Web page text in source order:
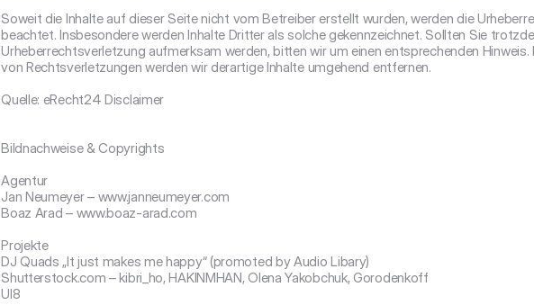
Soweit die Inhalte auf dieser Seite nicht vom Betreiber erstellt wurden, werden die
beachtet. Insbesondere werden Inhalte Dritter als solche gekennzeichnet. Sollten Sie
Urheberrechtsverletzung aufmerksam werden, bitten wir um einen entsprechenden Hinweis.
von Rechtsverletzungen werden wir derartige Inhalte umgehend entfernen.
Quelle: eRecht24 Disclaimer
Bildnachweise & Copyrights
Agentur
Jan Neumeyer – www.janneumeyer.com
Boaz Arad – www.boaz-arad.com
Projekte
DJ Quads „It just makes me happy“ (promoted by Audio Libary)
Shutterstock.com – kibri_ho, HAKINMHAN, Olena Yakobchuk, Gorodenkoff
UI8